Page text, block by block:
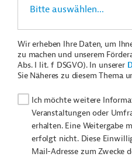
Wir erheben Ihre Daten, um
zu machen und unserem
Abs. I lit. f DSGVO). In unserer
Sie Näheres zu diesem Thema
Ich möchte weitere
Veranstaltungen oder
erhalten. Eine Weitergabe
erfolgt nicht. Diese
Mail-Adresse zum Zwecke